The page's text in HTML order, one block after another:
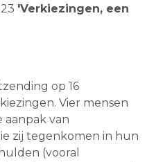
'Verkiezingen, een
op 16
Vier mensen
aanpak van
zij tegenkomen in hun
(vooral